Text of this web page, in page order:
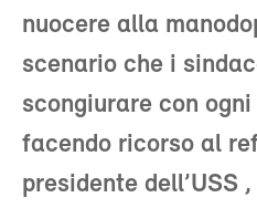
nuocere alla
scenario che i
scongiurare con
facendo ricorso al
presidente dell’USS